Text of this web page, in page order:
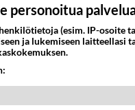
personoitua
(esim. IP-osoite
ja lukemiseen laitteellasi